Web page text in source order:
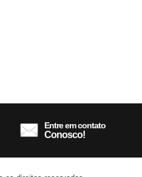
Entre em contato
Conosco!